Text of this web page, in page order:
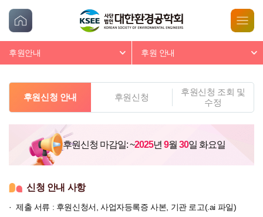
후원안내 후원 안내
후원신청 안내 후원신청
후원신청 조회 및
수정
후원신청 마감일: ~2025년 9월 30일 화요일
신청 안내 사항
제출 서류 : 후원신청서, 사업자등록증 사본, 기관 로고(.ai 파일)